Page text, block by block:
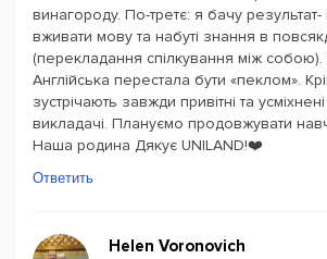
винагороду. По-третє: я бачу
вживати мову та набуті знання в
(перекладання спілкування між собою).
Англійська перестала бути «пеклом».
зустрічають завжди привітні та
викладачі. Плануємо продовжувати
Наша родина Дякує UNILAND!❤️
Ответить
Helen Voronovich